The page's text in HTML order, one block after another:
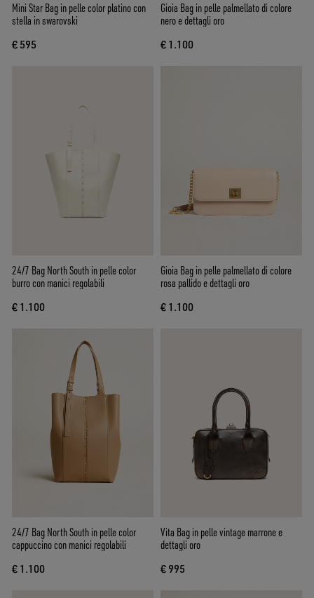
Mini Star Bag in pelle color platino con
stella in swarovski
€ 595
Gioia Bag in pelle palmellato di colore
nero e dettagli oro
€ 1.100
24/7 Bag North South in pelle color
burro con manici regolabili
€ 1.100
Gioia Bag in pelle palmellato di colore
rosa pallido e dettagli oro
€ 1.100
24/7 Bag North South in pelle color
cappuccino con manici regolabili
€ 1.100
Vita Bag in pelle vintage marrone e
dettagli oro
€ 995